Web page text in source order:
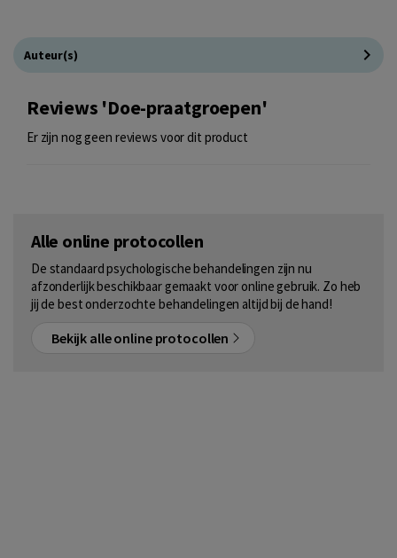
Auteur(s)
Reviews 'Doe-praatgroepen'
Er zijn nog geen reviews voor dit product
Alle online protocollen
De standaard psychologische behandelingen zijn nu
afzonderlijk beschikbaar gemaakt voor online gebruik. Zo heb
jij de best onderzochte behandelingen altijd bij de hand!
Bekijk alle online protocollen